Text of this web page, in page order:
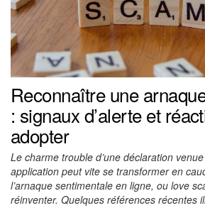
Reconnaître une
: signaux d’alerte et
adopter
Le charme trouble d’une déclaration
application peut vite se transformer en
l’arnaque sentimentale en ligne, ou love
réinventer. Quelques références récentes